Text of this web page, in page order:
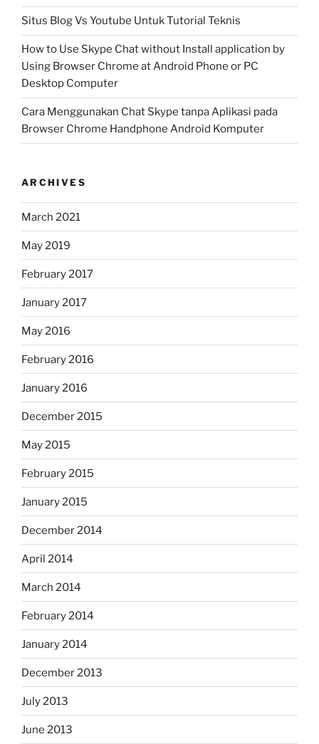
Situs Blog Vs Youtube Untuk Tutorial Teknis
How to Use Skype Chat without Install application by
Using Browser Chrome at Android Phone or PC
Desktop Computer
Cara Menggunakan Chat Skype tanpa Aplikasi pada
Browser Chrome Handphone Android Komputer
ARCHIVES
March 2021
May 2019
February 2017
January 2017
May 2016
February 2016
January 2016
December 2015
May 2015
February 2015
January 2015
December 2014
April 2014
March 2014
February 2014
January 2014
December 2013
July 2013
June 2013